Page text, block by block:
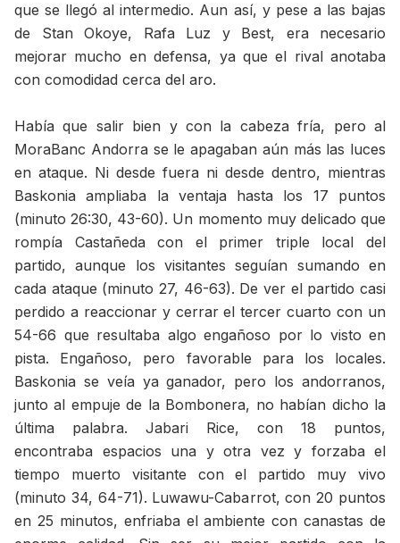
que se llegó al intermedio. Aun así, y pese a las bajas
de Stan Okoye, Rafa Luz y Best, era necesario
mejorar mucho en defensa, ya que el rival anotaba
con comodidad cerca del aro.
Había que salir bien y con la cabeza fría, pero al
MoraBanc Andorra se le apagaban aún más las luces
en ataque. Ni desde fuera ni desde dentro, mientras
Baskonia ampliaba la ventaja hasta los 17 puntos
(minuto 26:30, 43-60). Un momento muy delicado que
rompía Castañeda con el primer triple local del
partido, aunque los visitantes seguían sumando en
cada ataque (minuto 27, 46-63). De ver el partido casi
perdido a reaccionar y cerrar el tercer cuarto con un
54-66 que resultaba algo engañoso por lo visto en
pista. Engañoso, pero favorable para los locales.
Baskonia se veía ya ganador, pero los andorranos,
junto al empuje de la Bombonera, no habían dicho la
última palabra. Jabari Rice, con 18 puntos,
encontraba espacios una y otra vez y forzaba el
tiempo muerto visitante con el partido muy vivo
(minuto 34, 64-71). Luwawu-Cabarrot, con 20 puntos
en 25 minutos, enfriaba el ambiente con canastas de